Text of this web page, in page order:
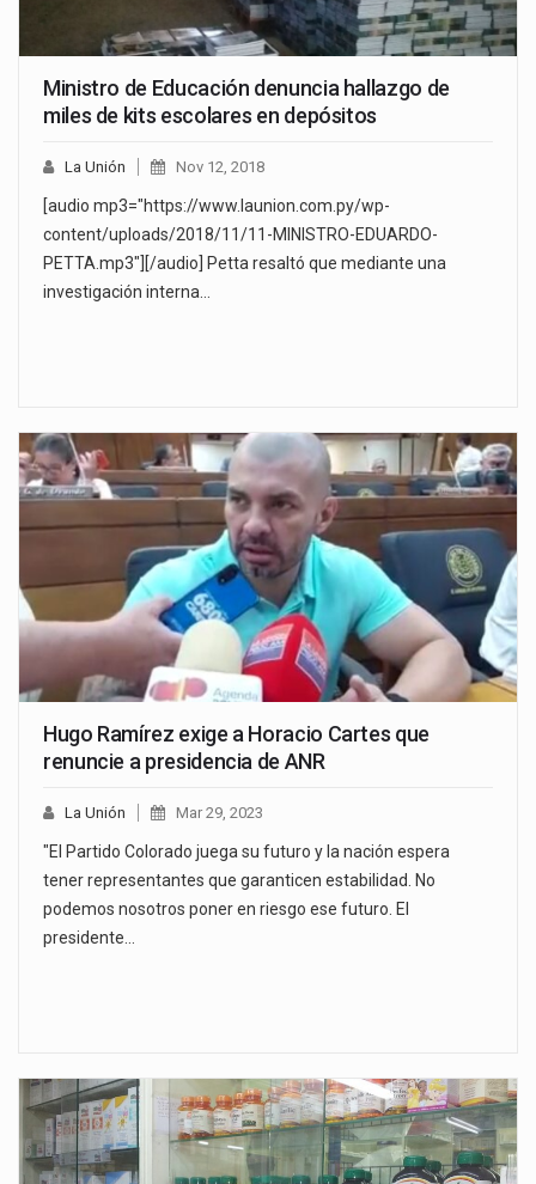
Ministro de Educación denuncia hallazgo de
miles de kits escolares en depósitos
La Unión Nov 12, 2018
[audio mp3="https://www.launion.com.py/wp-
content/uploads/2018/11/11-MINISTRO-EDUARDO-
PETTA.mp3"][/audio] Petta resaltó que mediante una
investigación interna…
Hugo Ramírez exige a Horacio Cartes que
renuncie a presidencia de ANR
La Unión Mar 29, 2023
"El Partido Colorado juega su futuro y la nación espera
tener representantes que garanticen estabilidad. No
podemos nosotros poner en riesgo ese futuro. El
presidente…